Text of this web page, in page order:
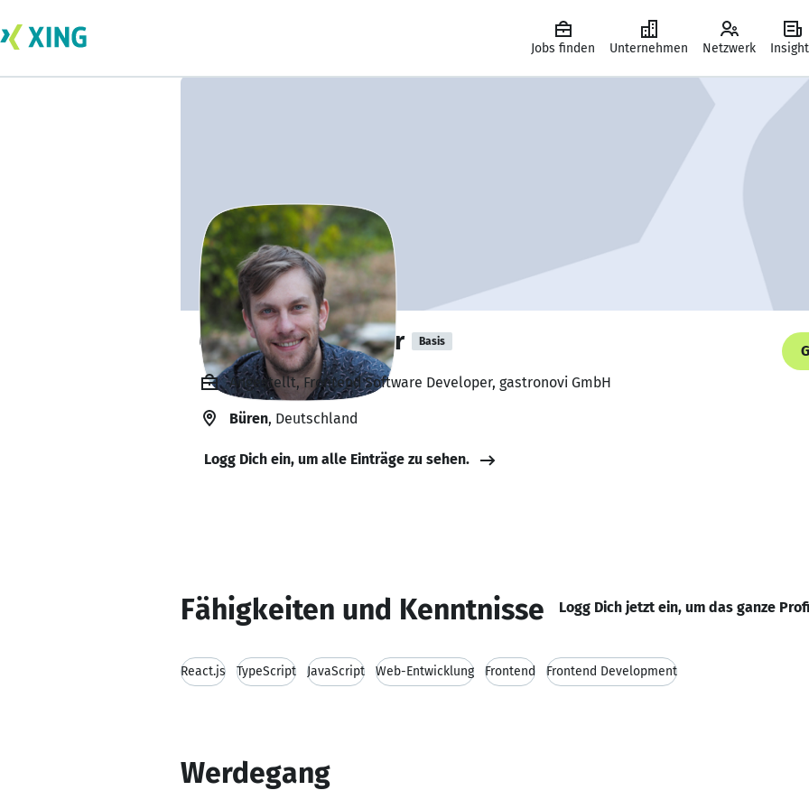
Jobs finden Unternehmen Netzwerk
Carl Großbröhmer Basis
Angestellt, Frontend Software Developer, gastronovi GmbH
Büren, Deutschland
Logg Dich ein, um alle Einträge zu sehen.
Fähigkeiten und Kenntnisse Logg Dich jetzt ein, um das ganze
React.js TypeScript JavaScript Web-Entwicklung Frontend Frontend Development
Werdegang